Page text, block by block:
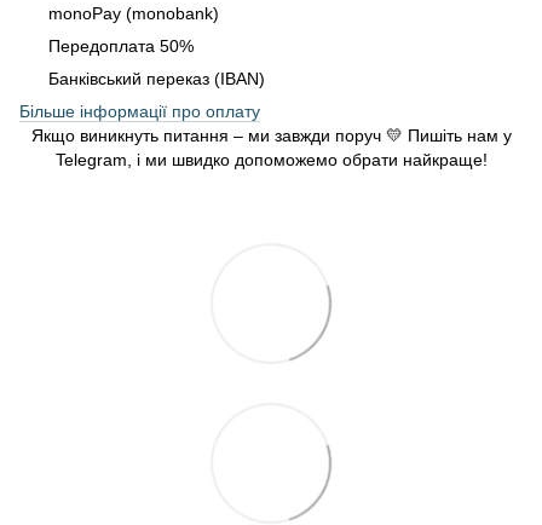
monoPay (monobank)
Передоплата 50%
Банківський переказ (IBAN)
Більше інформації про оплату
Якщо виникнуть питання – ми завжди поруч 💛 Пишіть нам у
Telegram, і ми швидко допоможемо обрати найкраще!